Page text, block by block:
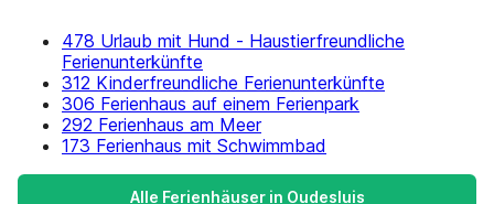
478 Urlaub mit Hund - Haustierfreundliche
Ferienunterkünfte
312 Kinderfreundliche Ferienunterkünfte
306 Ferienhaus auf einem Ferienpark
292 Ferienhaus am Meer
173 Ferienhaus mit Schwimmbad
Alle Ferienhäuser in Oudesluis